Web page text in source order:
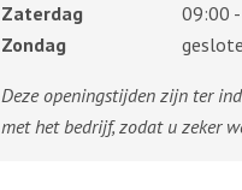
Zaterdag
09:00
Zondag
Deze openingstijden zijn ter
met het bedrijf, zodat u zeker